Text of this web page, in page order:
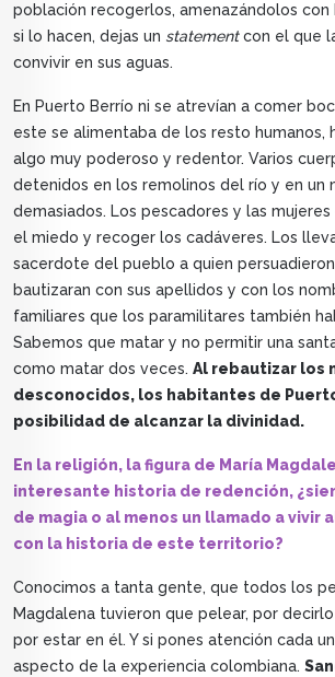
población recogerlos, amenazándolos con
si lo hacen, dejas un statementcon el que
convivir en sus aguas.
En Puerto Berrío ni se atrevían a comer
este se alimentaba de los resto humanos,
algo muy poderoso y redentor. Varios
detenidos en los remolinos del río y en un
demasiados. Los pescadores y las
el miedo y recoger los cadáveres. Los
sacerdote del pueblo a quien
bautizaran con sus apellidos y con los
familiares que los paramilitares también
Sabemos que matar y no permitir una
como matar dos veces. Al rebautizar los
desconocidos, los habitantes de
posibilidad de alcanzar la divinidad.
En la religión, la figura de María
interesante historia de redención,
de magia o al menos un llamado a vivir
con la historia de este territorio?
Conocimos a tanta gente, que todos los
Magdalena tuvieron que pelear, por
por estar en él. Y si pones atención cada
aspecto de la experiencia colombiana.